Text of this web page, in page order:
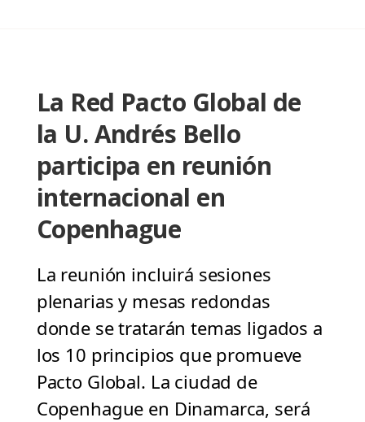
La Red Pacto Global de
la U. Andrés Bello
participa en reunión
internacional en
Copenhague
La reunión incluirá sesiones
plenarias y mesas redondas
donde se tratarán temas ligados a
los 10 principios que promueve
Pacto Global. La ciudad de
Copenhague en Dinamarca, será